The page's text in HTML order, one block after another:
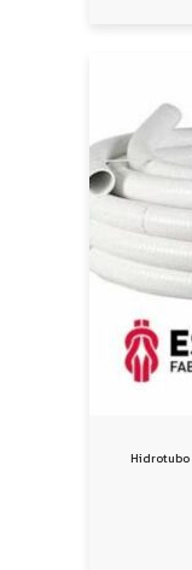
Hidrotubo